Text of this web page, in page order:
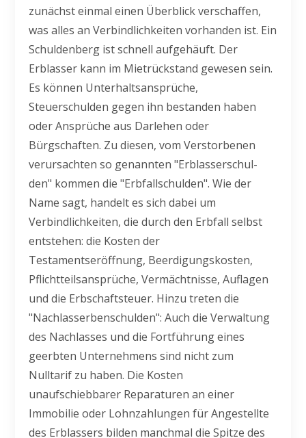
zunächst einmal einen Überblick verschaffen,
was alles an Verbindlichkeiten vorhanden ist. Ein
Schuldenberg ist schnell aufgehäuft. Der
Erblasser kann im Mietrückstand gewesen sein.
Es können Unterhaltsansprüche,
Steuerschulden gegen ihn bestanden haben
oder Ansprüche aus Darlehen oder
Bürgschaften. Zu diesen, vom Verstorbenen
verursachten so genannten "Erblasserschul-
den" kommen die "Erbfallschulden". Wie der
Name sagt, handelt es sich dabei um
Verbindlichkeiten, die durch den Erbfall selbst
entstehen: die Kosten der
Testamentseröffnung, Beerdigungskosten,
Pflichtteilsansprüche, Vermächtnisse, Auflagen
und die Erbschaftsteuer. Hinzu treten die
"Nachlasserbenschulden": Auch die Verwaltung
des Nachlasses und die Fortführung eines
geerbten Unternehmens sind nicht zum
Nulltarif zu haben. Die Kosten
unaufschiebbarer Reparaturen an einer
Immobilie oder Lohnzahlungen für Angestellte
des Erblassers bilden manchmal die Spitze des